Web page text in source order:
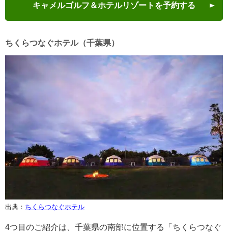
キャメルゴルフ＆ホテルリゾートを予約する
ちくらつなぐホテル（千葉県）
出典： ちくらつなぐホテル
4つ目のご紹介は、千葉県の南部に位置する「ちくらつなぐ